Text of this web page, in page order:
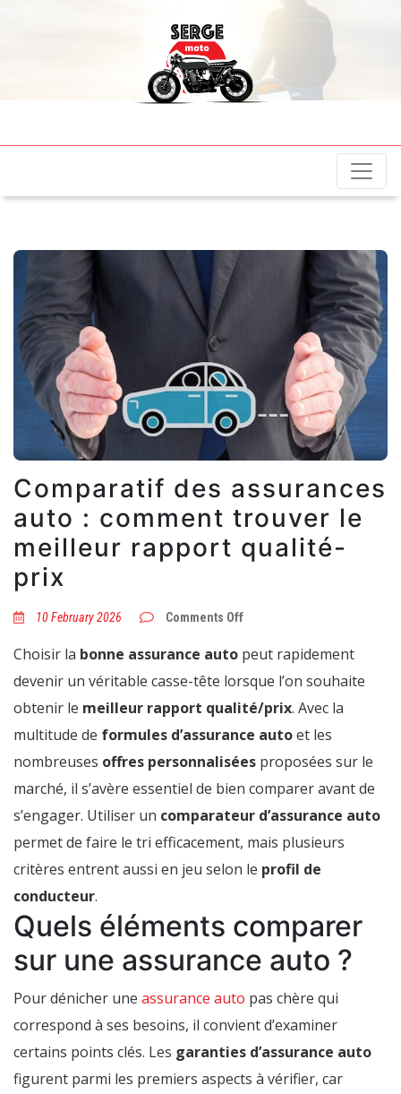
Comparatif des assurances
auto : comment trouver le
meilleur rapport qualité-
prix
10 February 2026 Comments Offon
assurances
:
trouver
meilleur
qualité-
prix
Choisir la bonne assurance auto peut rapidement
devenir un véritable casse-tête lorsque l’on souhaite
obtenir le meilleur rapport qualité/prix. Avec la
multitude de formules d’assurance autoet les
nombreuses offres personnalisées proposées sur le
marché, il s’avère essentiel de bien comparer avant de
s’engager. Utiliser un comparateur d’assurance auto
permet de faire le tri efficacement, mais plusieurs
critères entrent aussi en jeu selon le profil de
conducteur.
Quels éléments comparer
sur une assurance auto ?
Pour dénicher une assurance auto pas chère qui
correspond à ses besoins, il convient d’examiner
certains points clés. Les garanties d’assurance auto
figurent parmi les premiers aspects à vérifier, car